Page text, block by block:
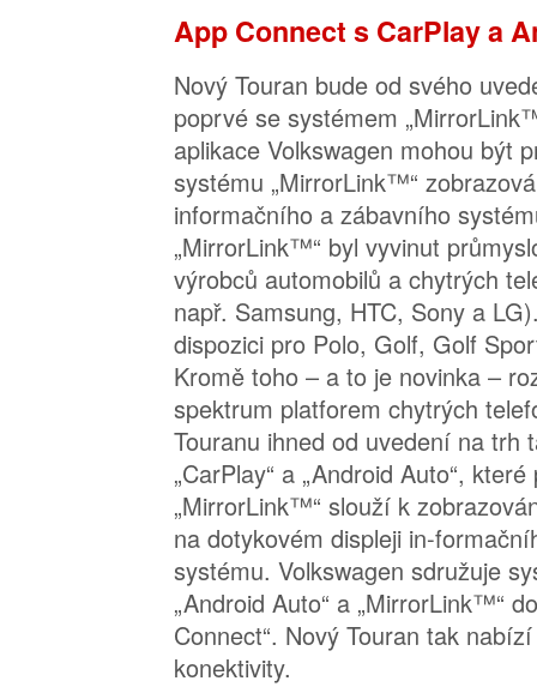
App Connect s CarPlay a
Nový Touran bude od svého
poprvé se systémem
aplikace Volkswagen mohou být
systému „MirrorLink™“
informačního a zábavního
„MirrorLink™“ byl vyvinut
výrobců automobilů a chytrých
např. Samsung, HTC, Sony a
dispozici pro Polo, Golf, Golf
Kromě toho – a to je novinka –
spektrum platforem chytrých
Touranu ihned od uvedení na trh
„CarPlay“ a „Android Auto“,
„MirrorLink™“ slouží k
na dotykovém displeji in-
systému. Volkswagen sdružuje
„Android Auto“ a „MirrorLink™“
Connect“. Nový Touran tak
konektivity.